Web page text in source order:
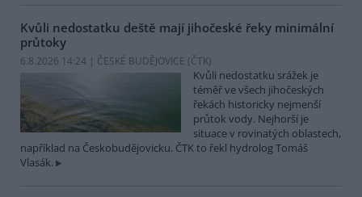
Kvůli nedostatku deště mají jihočeské řeky minimální
průtoky
6.8.2026 14:24 | ČESKÉ BUDĚJOVICE (ČTK)
Kvůli nedostatku srážek je
téměř ve všech jihočeských
řekách historicky nejmenší
průtok vody. Nejhorší je
situace v rovinatých oblastech,
například na Českobudějovicku. ČTK to řekl hydrolog Tomáš
Vlasák.